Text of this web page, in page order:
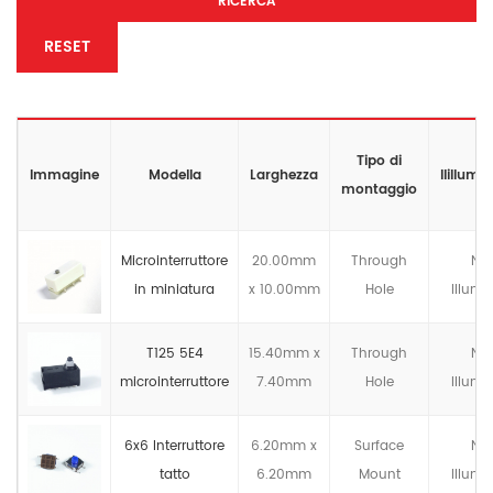
RESET
Immagine Modella Larghezza
Tipo di
montaggio
Microinterruttore
in miniatura
20.00mm
x 10.00mm
Through
Hole
T125 5E4
microinterruttore
15.40mm x
7.40mm
Through
Hole
6x6 Interruttore
tatto
6.20mm x
6.20mm
Surface
Mount